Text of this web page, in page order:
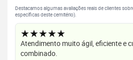
Destacamos algumas avaliações reais de clientes
específicas deste cemitério).
★★★★★
Atendimento muito ágil, eficiente e
combinado.